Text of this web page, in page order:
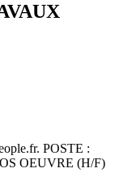
POSTE :
OEUVRE (H/F)